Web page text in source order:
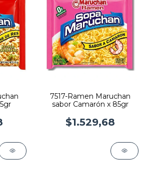
7517-Ramen Maruchan
sabor Camarón x 85gr
$1.529,68